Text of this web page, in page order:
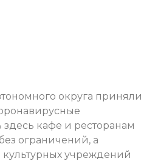
округа приняли
кафе и ресторанам
ограничений, а
культурных учреждений